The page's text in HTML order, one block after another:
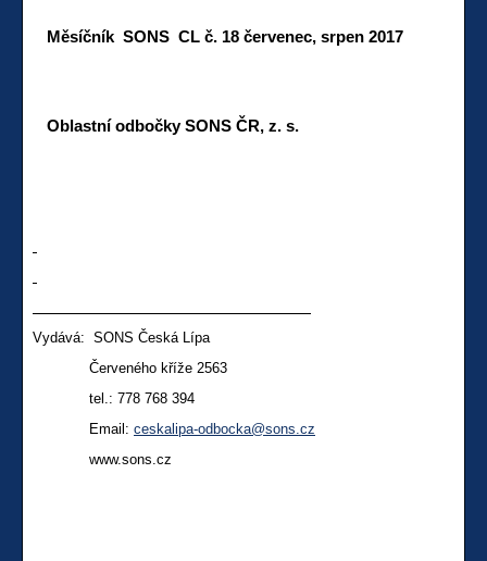
Měsíčník SONS CL č. 18 červenec, srpen 2017
Oblastní odbočky SONS ČR, z. s.
Vydává: SONS Česká Lípa
Červeného kříže 2563
tel.: 778 768 394
Email: ceskalipa-odbocka@sons.cz
www.sons.cz